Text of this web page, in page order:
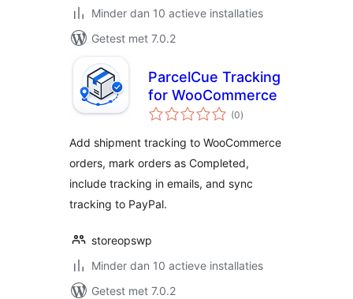
Minder dan 10 actieve installaties
Getest met 7.0.2
ParcelCue Tracking
for WooCommerce
(0totaal
waarderingen
)
Add shipment tracking to WooCommerce
orders, mark orders as Completed,
include tracking in emails, and sync
tracking to PayPal.
storeopswp
Minder dan 10 actieve installaties
Getest met 7.0.2